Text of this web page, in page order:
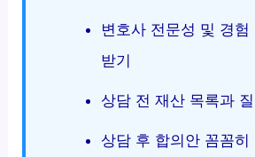
변호사 전문성 및 경
받기
상담 전 재산 목록과
상담 후 합의안 꼼꼼히